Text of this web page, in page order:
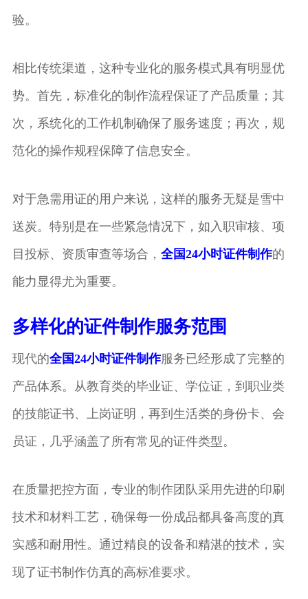
验。
相比传统渠道，这种专业化的服务模式具有明显优
势。首先，标准化的制作流程保证了产品质量；其
次，系统化的工作机制确保了服务速度；再次，规
范化的操作规程保障了信息安全。
对于急需用证的用户来说，这样的服务无疑是雪中
送炭。特别是在一些紧急情况下，如入职审核、项
目投标、资质审查等场合， 全国24小时证件制作的
能力显得尤为重要。
多样化的证件制作服务范围
现代的全国24小时证件制作服务已经形成了完整的
产品体系。从教育类的毕业证、学位证，到职业类
的技能证书、上岗证明，再到生活类的身份卡、会
员证，几乎涵盖了所有常见的证件类型。
在质量把控方面，专业的制作团队采用先进的印刷
技术和材料工艺，确保每一份成品都具备高度的真
实感和耐用性。通过精良的设备和精湛的技术，实
现了证书制作仿真的高标准要求。